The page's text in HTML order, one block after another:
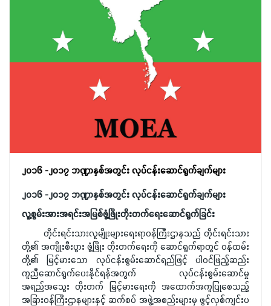
၂၀၁၆ -၂၀၁၇ ဘဏ္ဍာနှစ်အတွင်း လုပ်ငန်းဆောင်ရွက်ချက်များ
၂၀၁၆ -၂၀၁၇ ဘဏ္ဍာနှစ်အတွင်း လုပ်ငန်းဆောင်ရွက်ချက်များ
လူ့စွမ်းအားအရင်းအမြစ်ဖွံ့ဖြိုးတိုးတက်ရေးဆောင်ရွက်ခြင်း
တိုင်းရင်းသားလူမျိုးများရေးရာဝန်ကြီးဌာနသည် တိုင်းရင်းသား
တို့၏ အကျိုးစီးပွား ဖွံ့ဖြိုး တိုးတက်ရေးကို ဆောင်ရွက်ရာတွင် ဝန်ထမ်း
တို့၏ မြင့်မားသော လုပ်ငန်းစွမ်းဆောင်ရည်ဖြင့် ပါဝင်ဖြည့်ဆည်း
ကူညီဆောင်ရွက်ပေးနိုင်ရန်အတွက် လုပ်ငန်းစွမ်းဆောင်မှု
အရည်အသွေး တိုးတက် မြင့်မားရေးကို အထောက်အကူပြုစေသည့်
အခြားဝန်ကြီးဌာနများနှင့် ဆက်စပ် အဖွဲ့အစည်းများမှ ဖွင့်လှစ်ကျင်းပ